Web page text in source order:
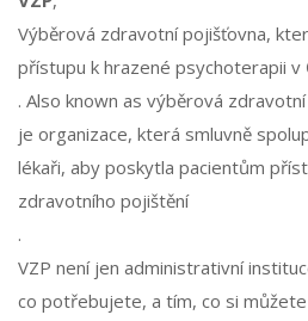
Výběrová zdravotní pojišťovna,
přístupu k hrazené psychoterapii v
. Also known as výběrová
je organizace, která smluvně
lékaři, aby poskytla pacientům
zdravotního pojištění
.
VZP není jen administrativní
co potřebujete, a tím, co si